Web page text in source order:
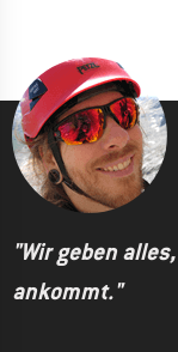
"Wir geben
ankommt."